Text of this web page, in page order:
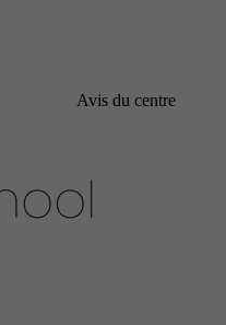
Avis du centre